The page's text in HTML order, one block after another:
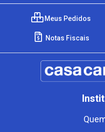
Meus Pedidos
Notas Fiscais